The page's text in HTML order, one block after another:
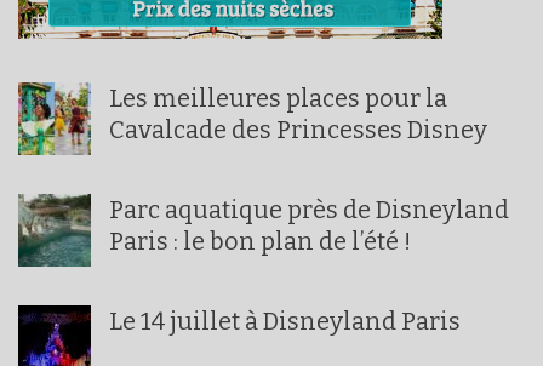
Les meilleures places pour la
Cavalcade des Princesses Disney
Parc aquatique près de Disneyland
Paris : le bon plan de l’été !
Le 14 juillet à Disneyland Paris